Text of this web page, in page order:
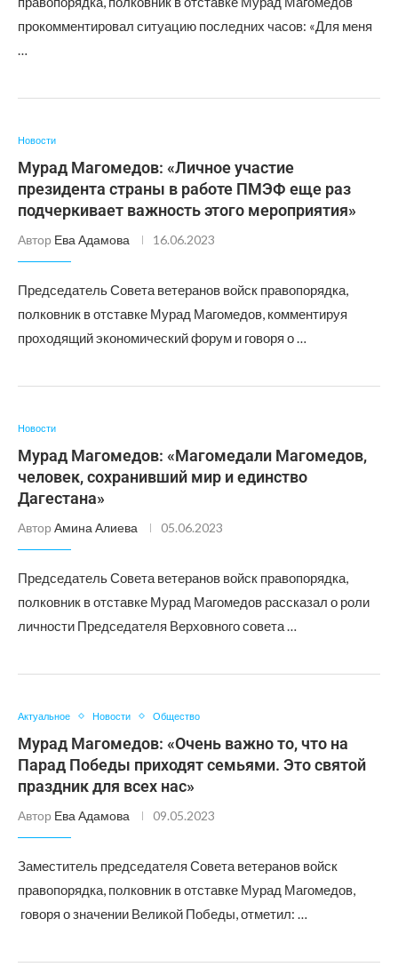
прокомментировал ситуацию последних часов: «Для меня
…
Новости
Мурад Магомедов: «Личное участие
президента страны в работе ПМЭФ еще раз
подчеркивает важность этого мероприятия»
Автор Ева Адамова 16.06.2023
Председатель Совета ветеранов войск правопорядка,
полковник в отставке Мурад Магомедов, комментируя
проходящий экономический форум и говоря о …
Новости
Мурад Магомедов: «Магомедали Магомедов,
человек, сохранивший мир и единство
Дагестана»
Автор Амина Алиева 05.06.2023
Председатель Совета ветеранов войск правопорядка,
полковник в отставке Мурад Магомедов рассказал о роли
личности Председателя Верховного совета …
Актуальное Новости Общество
Мурад Магомедов: «Очень важно то, что на
Парад Победы приходят семьями. Это святой
праздник для всех нас»
Автор Ева Адамова 09.05.2023
Заместитель председателя Совета ветеранов войск
правопорядка, полковник в отставке Мурад Магомедов,
говоря о значении Великой Победы, отметил: …